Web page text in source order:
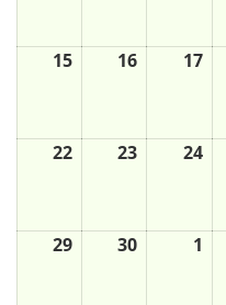
15 16 17
22 23 24
29 30 1